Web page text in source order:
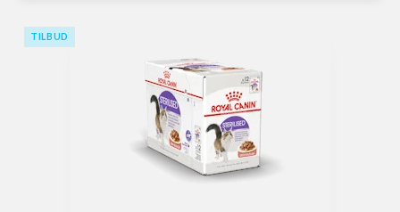
TILBUD